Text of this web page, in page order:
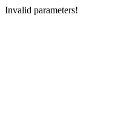
Invalid parameters!